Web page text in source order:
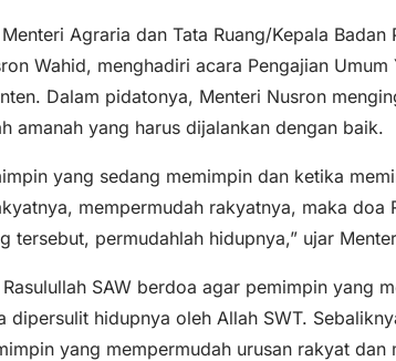
Agraria dan Tata Ruang/Kepala Badan
Wahid, menghadiri acara Pengajian
Dalam pidatonya, Menteri Nusron
amanah yang harus dijalankan dengan baik.
yang sedang memimpin dan ketika
mempermudah rakyatnya, maka doa
tersebut, permudahlah hidupnya,” ujar
SAW berdoa agar pemimpin yang
dipersulit hidupnya oleh Allah SWT.
yang mempermudah urusan rakyat dan